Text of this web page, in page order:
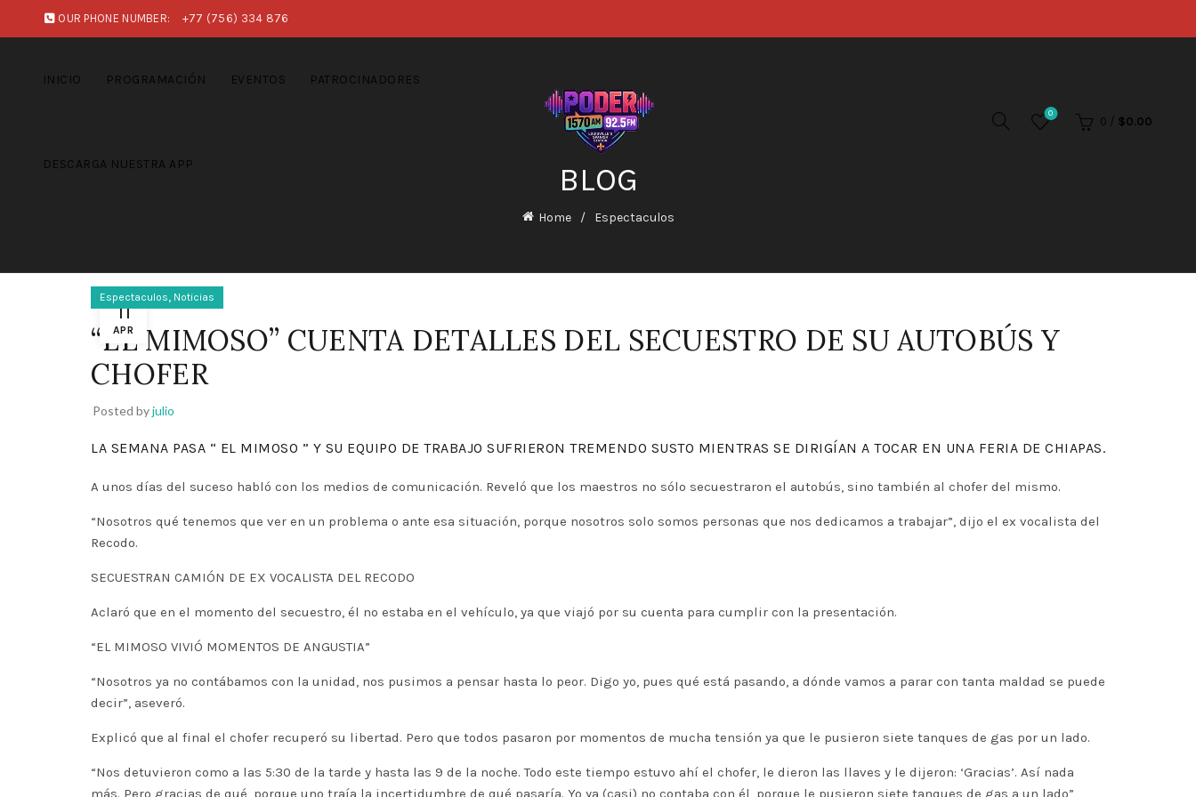
OUR PHONE NUMBER: +77 (756) 334 876
INICIO PROGRAMACIÓN EVENTOS PATROCINADORES
DESCARGA NUESTRA APP
0
0 / $0.00
BLOG
Home Espectaculos
11
APR
Espectaculos, Noticias
“EL MIMOSO” CUENTA DETALLES DEL SECUESTRO DE SU AUTOBÚS Y
CHOFER
Posted byjulio
LA SEMANA PASA “ EL MIMOSO ” Y SU EQUIPO DE TRABAJO SUFRIERON TREMENDO SUSTO MIENTRAS SE DIRIGÍAN A TOCAR EN UNA FERIA DE CHIAPAS.
A unos días del suceso habló con los medios de comunicación. Reveló que los maestros no sólo secuestraron el autobús, sino también al chofer del mismo.
“Nosotros qué tenemos que ver en un problema o ante esa situación, porque nosotros solo somos personas que nos dedicamos a trabajar”, dijo el ex vocalista del
Recodo.
SECUESTRAN CAMIÓN DE EX VOCALISTA DEL RECODO
Aclaró que en el momento del secuestro, él no estaba en el vehículo, ya que viajó por su cuenta para cumplir con la presentación.
“EL MIMOSO VIVIÓ MOMENTOS DE ANGUSTIA”
“Nosotros ya no contábamos con la unidad, nos pusimos a pensar hasta lo peor. Digo yo, pues qué está pasando, a dónde vamos a parar con tanta maldad se puede
decir”, aseveró.
Explicó que al final el chofer recuperó su libertad. Pero que todos pasaron por momentos de mucha tensión ya que le pusieron siete tanques de gas por un lado.
“Nos detuvieron como a las 5:30 de la tarde y hasta las 9 de la noche. Todo este tiempo estuvo ahí el chofer, le dieron las llaves y le dijeron: ‘Gracias’. Así nada
más. Pero gracias de qué, porque uno traía la incertidumbre de qué pasaría. Yo ya (casi) no contaba con él, porque le pusieron siete tanques de gas a un lado”,